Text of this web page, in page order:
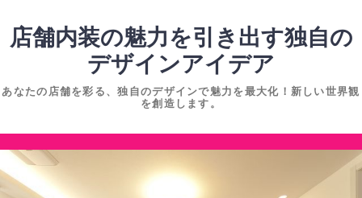
ツ
ッ
店舗内装の魅力を引き出す独自の
デザインアイデア
あなたの店舗を彩る、独自のデザインで魅力を最大化！新しい世界観
を創造します。
コ
ン